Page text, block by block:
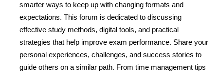
smarter ways to keep up with changing formats and
expectations. This forum is dedicated to discussing
effective study methods, digital tools, and practical
strategies that help improve exam performance. Share your
personal experiences, challenges, and success stories to
guide others on a similar path. From time management tips